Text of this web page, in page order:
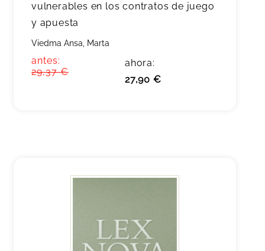
vulnerables en los contratos de juego
y apuesta
Viedma Ansa, Marta
antes:
29,37 €
ahora:
27,90 €